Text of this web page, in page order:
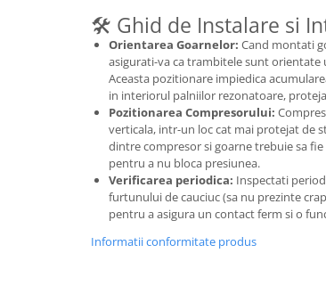
🛠️ Ghid de Instalare si
Orientarea Goarnelor: Cand montati
asigurati-va ca trambitele sunt orientate
Aceasta pozitionare impiedica
in interiorul palniilor rezonatoare,
Pozitionarea Compresorului:
verticala, intr-un loc cat mai protejat de
dintre compresor si goarne trebuie sa
pentru a nu bloca presiunea.
Verificarea periodica: Inspectati
furtunului de cauciuc (sa nu prezinte
pentru a asigura un contact ferm si o
Informatii conformitate produs